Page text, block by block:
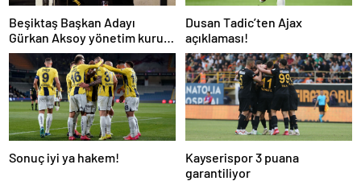
Beşiktaş Başkan Adayı
Gürkan Aksoy yönetim kurulu
listesini tanıttı
Dusan Tadic’ten Ajax
açıklaması!
Sonuç iyi ya hakem!
Kayserispor 3 puana
garantiliyor